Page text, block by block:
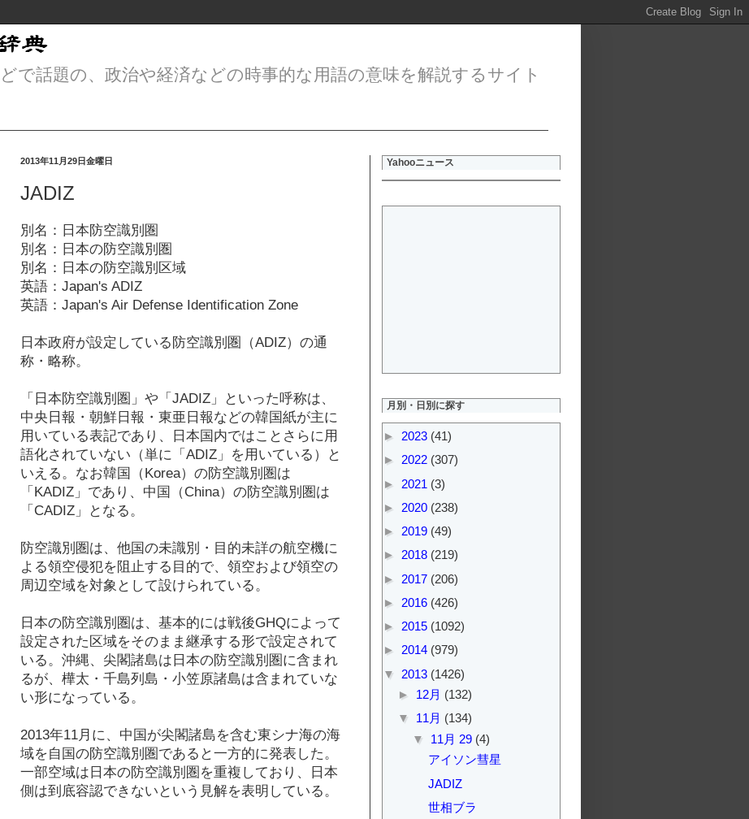
で話題の、政治や経済などの時事的な用語の意味を解説するサイト
2013年11月29日金曜日
JADIZ
別名：日本防空識別圏
別名：日本の防空識別圏
別名：日本の防空識別区域
英語：Japan's ADIZ
英語：Japan's Air Defense Identification Zone
日本政府が設定している防空識別圏（ADIZ）の通
称・略称。
「日本防空識別圏」や「JADIZ」といった呼称は、
中央日報・朝鮮日報・東亜日報などの韓国紙が主に
用いている表記であり、日本国内ではことさらに用
語化されていない（単に「ADIZ」を用いている）と
いえる。なお韓国（Korea）の防空識別圏は
「KADIZ」であり、中国（China）の防空識別圏は
「CADIZ」となる。
防空識別圏は、他国の未識別・目的未詳の航空機に
よる領空侵犯を阻止する目的で、領空および領空の
周辺空域を対象として設けられている。
日本の防空識別圏は、基本的には戦後GHQによって
設定された区域をそのまま継承する形で設定されて
いる。沖縄、尖閣諸島は日本の防空識別圏に含まれ
るが、樺太・千島列島・小笠原諸島は含まれていな
い形になっている。
2013年11月に、中国が尖閣諸島を含む東シナ海の海
域を自国の防空識別圏であると一方的に発表した。
一部空域は日本の防空識別圏を重複しており、日本
側は到底容認できないという見解を表明している。
Yahooニュース
月別・日別に探す
► 2023 (41)
► 2022 (307)
► 2021 (3)
► 2020 (238)
► 2019 (49)
► 2018 (219)
► 2017 (206)
► 2016 (426)
► 2015 (1092)
► 2014 (979)
▼ 2013 (1426)
► 12月 (132)
▼ 11月 (134)
▼ 11月 29 (4)
アイソン彗星
JADIZ
世相ブラ